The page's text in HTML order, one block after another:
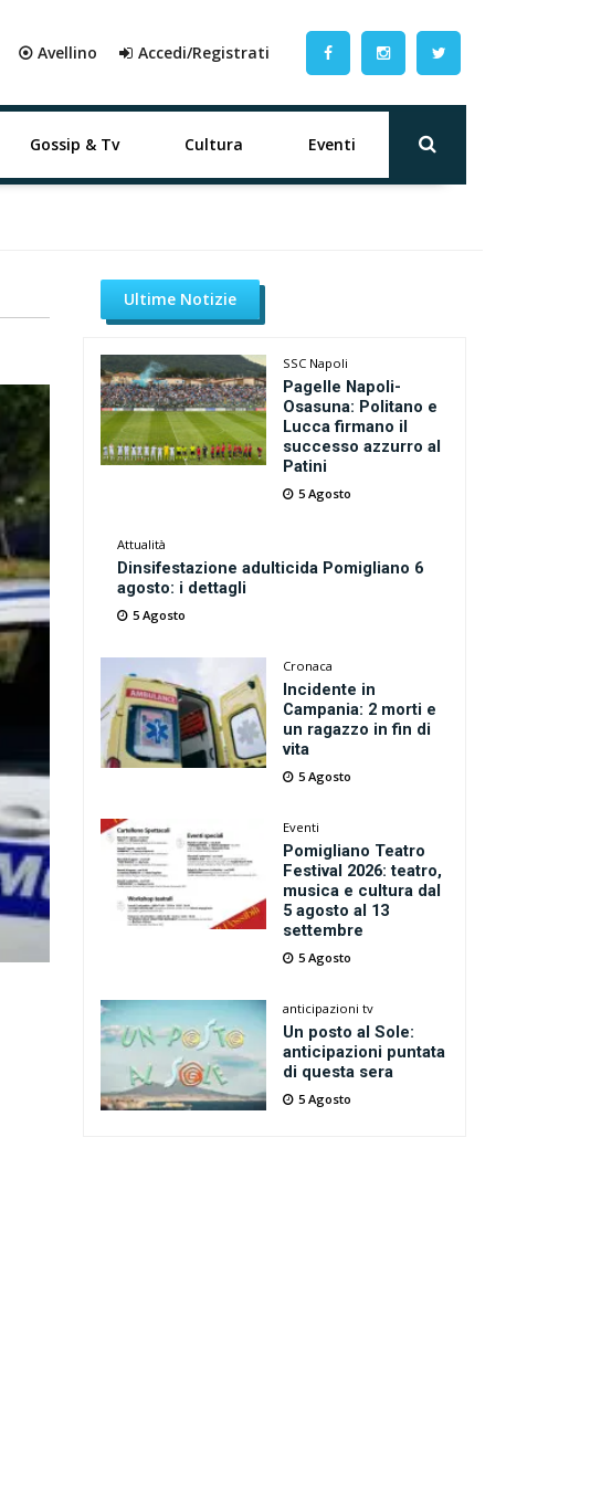
⦿ Avellino Accedi/Registrati
Gossip & Tv Cultura Eventi
Ultime Notizie
SSC Napoli
Pagelle Napoli-
Osasuna: Politano e
Lucca firmano il
successo azzurro al
Patini
5 Agosto
Attualità
Dinsifestazione adulticida Pomigliano 6
agosto: i dettagli
5 Agosto
Cronaca
Incidente in
Campania: 2 morti e
un ragazzo in fin di
vita
5 Agosto
Eventi
Pomigliano Teatro
Festival 2026: teatro,
musica e cultura dal
5 agosto al 13
settembre
5 Agosto
anticipazioni tv
Un posto al Sole:
anticipazioni puntata
di questa sera
5 Agosto